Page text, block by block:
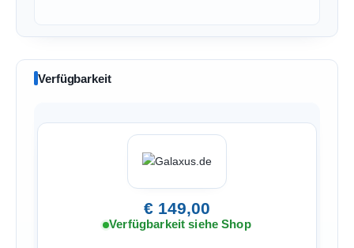
Verfügbarkeit
€ 149,00
Verfügbarkeit siehe Shop